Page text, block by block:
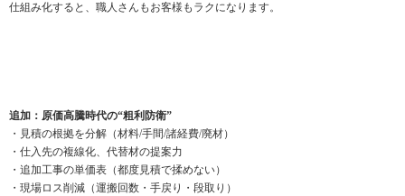
仕組み化すると、職人さんもお客様もラクになります。
追加：原価高騰時代の“粗利防衛”
・見積の根拠を分解（材料/手間/諸経費/廃材）
・仕入先の複線化、代替材の提案力
・追加工事の単価表（都度見積で揉めない）
・現場ロス削減（運搬回数・手戻り・段取り）